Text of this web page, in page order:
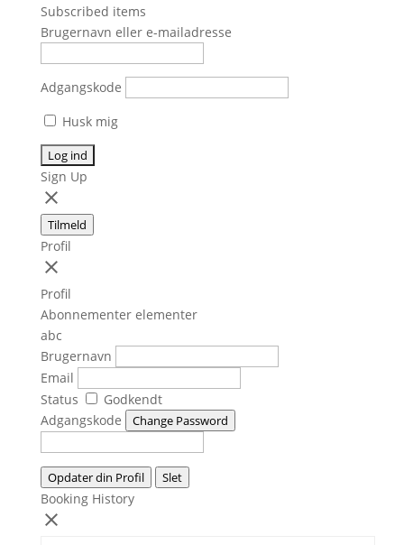
Subscribed items
Brugernavn eller e-mailadresse
Adgangskode
Husk mig
Sign Up
close
Tilmeld
Profil
close
Profil
Abonnementer elementer
abc
Brugernavn
Email
Status
Godkendt
Adgangskode
Change Password
Opdater din Profil Slet
Booking History
close